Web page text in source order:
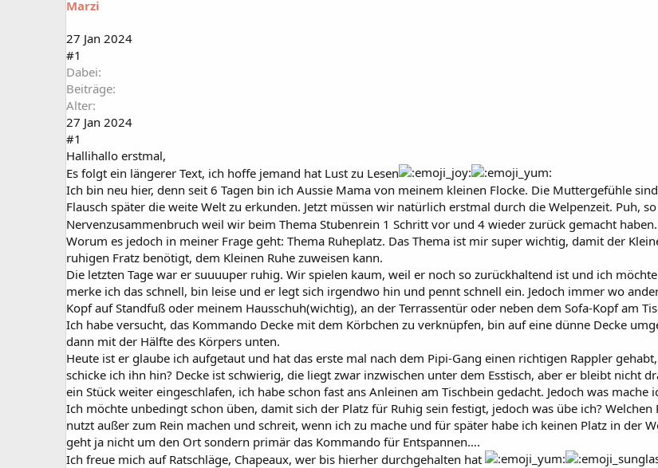
a
t
r
m
Marzi
27 Jan 2024
#1
Dabei
Beiträge
Alter
27 Jan 2024
#1
Hallihallo erstmal,
Es folgt ein längerer Text, ich hoffe jemand hat Lust zu Lesen
Ich bin neu hier, denn seit 6 Tagen bin ich Aussie Mama von meinem kleinen Flocke. Die Muttergefühle
Flausch später die weite Welt zu erkunden. Jetzt müssen wir natürlich erstmal durch die Welpenzeit. Puh,
Nervenzusammenbruch weil wir beim Thema Stubenrein 1 Schritt vor und 4 wieder zurück gemacht
Worum es jedoch in meiner Frage geht: Thema Ruheplatz. Das Thema ist mir super wichtig, damit der
ruhigen Fratz benötigt, dem Kleinen Ruhe zuweisen kann.
Die letzten Tage war er suuuuper ruhig. Wir spielen kaum, weil er noch so zurückhaltend ist und ich
merke ich das schnell, bin leise und er legt sich irgendwo hin und pennt schnell ein. Jedoch immer wo
Kopf auf Standfuß oder meinem Hausschuh(wichtig), an der Terrassentür oder neben dem Sofa-Kopf am
Ich habe versucht, das Kommando Decke mit dem Körbchen zu verknüpfen, bin auf eine dünne Decke
dann mit der Hälfte des Körpers unten.
Heute ist er glaube ich aufgetaut und hat das erste mal nach dem Pipi-Gang einen richtigen Rappler
schicke ich ihn hin? Decke ist schwierig, die liegt zwar inzwischen unter dem Esstisch, aber er bleibt nicht
ein Stück weiter eingeschlafen, ich habe schon fast ans Anleinen am Tischbein gedacht. Jedoch was
Ich möchte unbedingt schon üben, damit sich der Platz für Ruhig sein festigt, jedoch was übe ich?
nutzt außer zum Rein machen und schreit, wenn ich zu mache und für später habe ich keinen Platz in der
geht ja nicht um den Ort sondern primär das Kommando für Entspannen….
Ich freue mich auf Ratschläge, Chapeaux, wer bis hierher durchgehalten hat